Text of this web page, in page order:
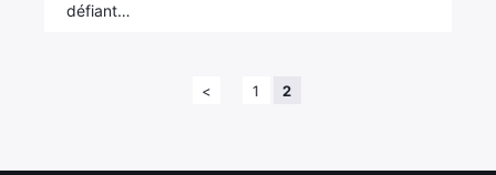
défiant…
< 1 2